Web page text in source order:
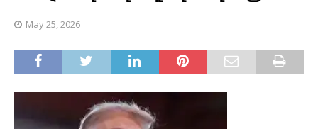
May 25, 2026